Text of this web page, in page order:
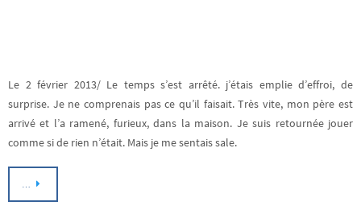
Le 2 février 2013/ Le temps s’est arrêté. j’étais emplie d’effroi, de
surprise. Je ne comprenais pas ce qu’il faisait. Très vite, mon père est
arrivé et l’a ramené, furieux, dans la maison. Je suis retournée jouer
comme si de rien n’était. Mais je me sentais sale.